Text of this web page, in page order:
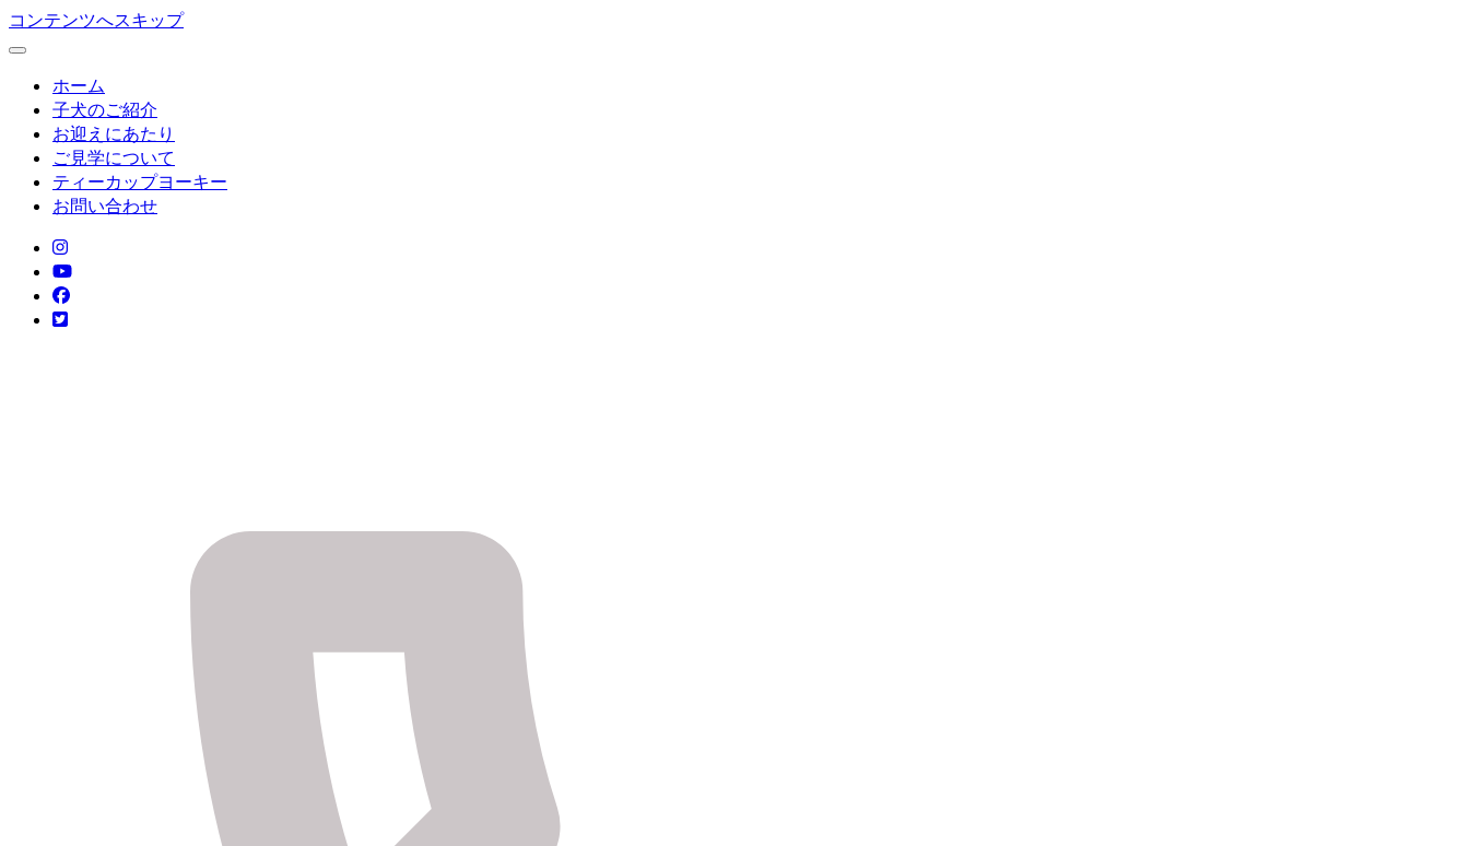
コンテンツへスキップ
ホーム
子犬のご紹介
お迎えにあたり
ご見学について
ティーカップヨーキー
お問い合わせ